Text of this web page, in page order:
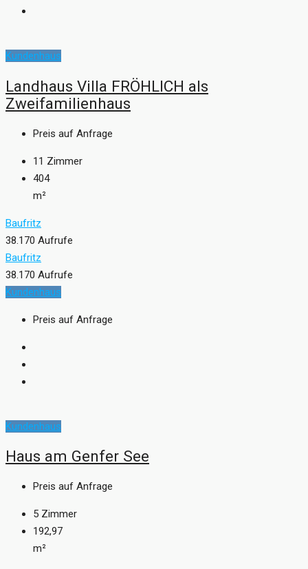
Kundenhaus
Landhaus Villa FRÖHLICH als
Zweifamilienhaus
Preis auf Anfrage
11 Zimmer
404
m²
Baufritz
38.170 Aufrufe
Baufritz
38.170 Aufrufe
Kundenhaus
Preis auf Anfrage
Kundenhaus
Haus am Genfer See
Preis auf Anfrage
5 Zimmer
192,97
m²